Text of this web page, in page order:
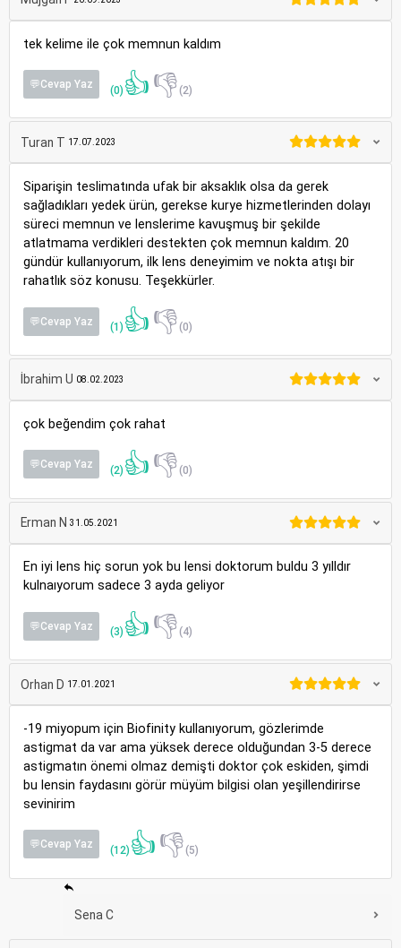
tek kelime ile çok memnun kaldım
💬Cevap Yaz (0) 👍👎(2)
Turan T 17.07.2023
Siparişin teslimatında ufak bir aksaklık olsa da gerek
sağladıkları yedek ürün, gerekse kurye hizmetlerinden dolayı
süreci memnun ve lenslerime kavuşmuş bir şekilde
atlatmama verdikleri destekten çok memnun kaldım. 20
gündür kullanıyorum, ilk lens deneyimim ve nokta atışı bir
rahatlık söz konusu. Teşekkürler.
💬Cevap Yaz (1) 👍👎(0)
İbrahim U 08.02.2023
çok beğendim çok rahat
💬Cevap Yaz (2) 👍👎(0)
Erman N 31.05.2021
En iyi lens hiç sorun yok bu lensi doktorum buldu 3 yılldır
kulnaıyorum sadece 3 ayda geliyor
💬Cevap Yaz (3) 👍👎(4)
Orhan D 17.01.2021
-19 miyopum için Biofinity kullanıyorum, gözlerimde
astigmat da var ama yüksek derece olduğundan 3-5 derece
astigmatın önemi olmaz demişti doktor çok eskiden, şimdi
bu lensin faydasını görür müyüm bilgisi olan yeşillendirirse
sevinirim
💬Cevap Yaz (12) 👍👎(5)
Sena C